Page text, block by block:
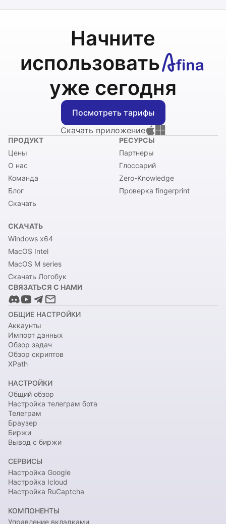
Начните
использовать
уже сегодня
Посмотреть тарифы
Скачать приложение
ПРОДУКТ
Цены
О нас
Команда
Блог
Скачать
РЕСУРСЫ
Партнеры
Глоссарий
Zero-Knowledge
Проверка fingerprint
СКАЧАТЬ
Windows x64
MacOS Intel
MacOS M series
Скачать Логобук
СВЯЗАТЬСЯ С НАМИ
ОБЩИЕ НАСТРОЙКИ
Аккаунты
Импорт данных
Обзор задач
Обзор скриптов
XPath
НАСТРОЙКИ
Общий обзор
Настройка телеграм бота
Телеграм
Браузер
Биржи
Вывод с биржи
СЕРВИСЫ
Настройка Google
Настройка Icloud
Настройка RuCaptcha
КОМПОНЕНТЫ
Управление вкладками